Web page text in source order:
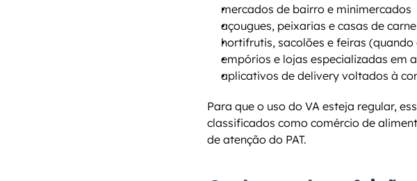
mercados de bairro e minimercados
açougues, peixarias e casas de
hortifrutis, sacolões e feiras
empórios e lojas especializadas em
aplicativos de delivery voltados à
Para que o uso do VA esteja regular,
classificados como comércio de
de atenção do PAT.